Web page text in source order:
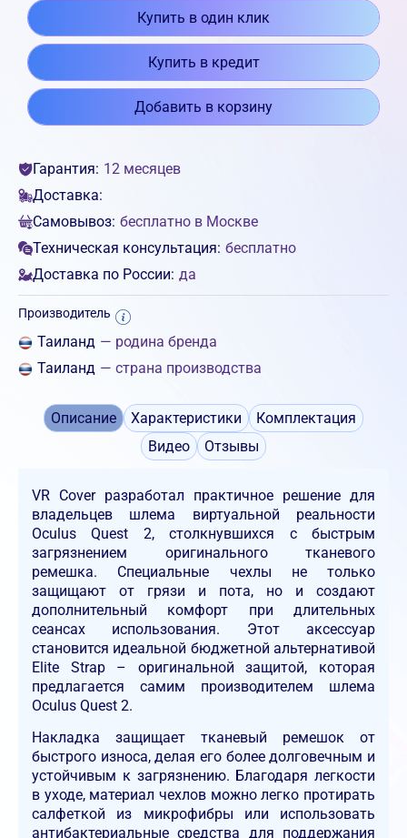
Купить в один клик
Купить в кредит
Добавить в корзину
Гарантия: 12 месяцев
Доставка:
Самовывоз: бесплатно в Москве
Техническая консультация: бесплатно
Доставка по России: да
Производитель
Таиланд — родина бренда
Таиланд — страна производства
Описание Характеристики
Комплектация
Видео
Отзывы
VR Cover разработал практичное решение для
владельцев шлема виртуальной реальности
Oculus Quest 2, столкнувшихся с быстрым
загрязнением оригинального тканевого
ремешка. Специальные чехлы не только
защищают от грязи и пота, но и создают
дополнительный комфорт при длительных
сеансах использования. Этот аксессуар
становится идеальной бюджетной альтернативой
Elite Strap – оригинальной защитой, которая
предлагается самим производителем шлема
Oculus Quest 2.
Накладка защищает тканевый ремешок от
быстрого износа, делая его более долговечным и
устойчивым к загрязнению. Благодаря легкости
в уходе, материал чехлов можно легко протирать
салфеткой из микрофибры или использовать
антибактериальные средства для поддержания